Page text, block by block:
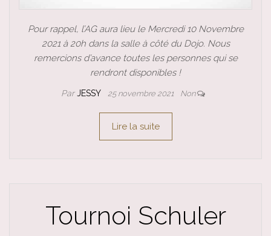
Pour rappel, l’AG aura lieu le Mercredi 10 Novembre
2021 à 20h dans la salle à côté du Dojo. Nous
remercions d’avance toutes les personnes qui se
rendront disponibles !
ParJESSY 25 novembre 2021 Non
Lire la suite
Tournoi Schuler